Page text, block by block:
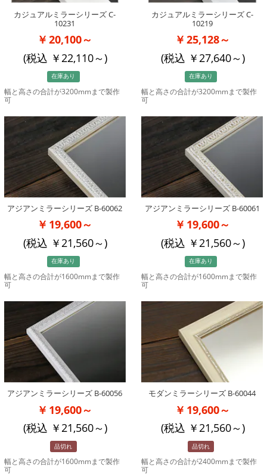
カジュアルミラーシリーズ C-
10231
20,100～
(税込
22,110～)
在庫あり
幅と高さの合計が3200mmまで製作
可
カジュアルミラーシリーズ C-
10219
25,128～
(税込
27,640～)
在庫あり
幅と高さの合計が3200mmまで製作
可
アジアンミラーシリーズ B-60062
19,600～
(税込
21,560～)
在庫あり
幅と高さの合計が1600mmまで製作
可
アジアンミラーシリーズ B-60061
19,600～
(税込
21,560～)
在庫あり
幅と高さの合計が1600mmまで製作
可
アジアンミラーシリーズ B-60056
19,600～
(税込
21,560～)
品切れ
幅と高さの合計が1600mmまで製作
可
モダンミラーシリーズ B-60044
19,600～
(税込
21,560～)
品切れ
幅と高さの合計が2400mmまで製作
可